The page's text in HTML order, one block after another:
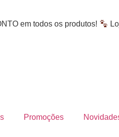
em todos os produtos!
Promoções